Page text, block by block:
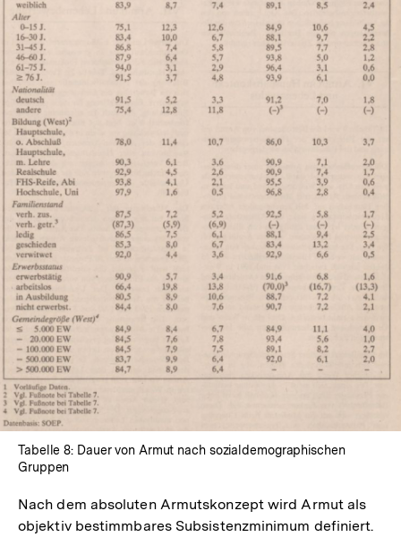
In
Lightbox
öffnen
Tabelle 8: Dauer von Armut nach sozialdemographischen
Gruppen
Nach dem absoluten Armutskonzept wird Armut als
objektiv bestimmbares Subsistenzminimum definiert.